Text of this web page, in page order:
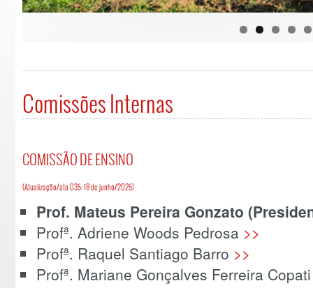
Comissões Internas
COMISSÃO DE ENSINO
(Atualização/ato 035: 18 de junho/2025)
Prof. Mateus Pereira Gonzato
Profª. Adriene Woods Pedrosa >>
Profª. Raquel Santiago Barro >>
Profª. Mariane Gonçalves Ferreira